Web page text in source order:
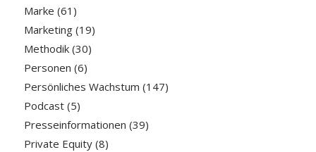
Marke (61)
Marketing(19)
Methodik(30)
Personen (6)
Persönliches Wachstum (147)
Podcast(5)
Presseinformationen (39)
Private Equity(8)